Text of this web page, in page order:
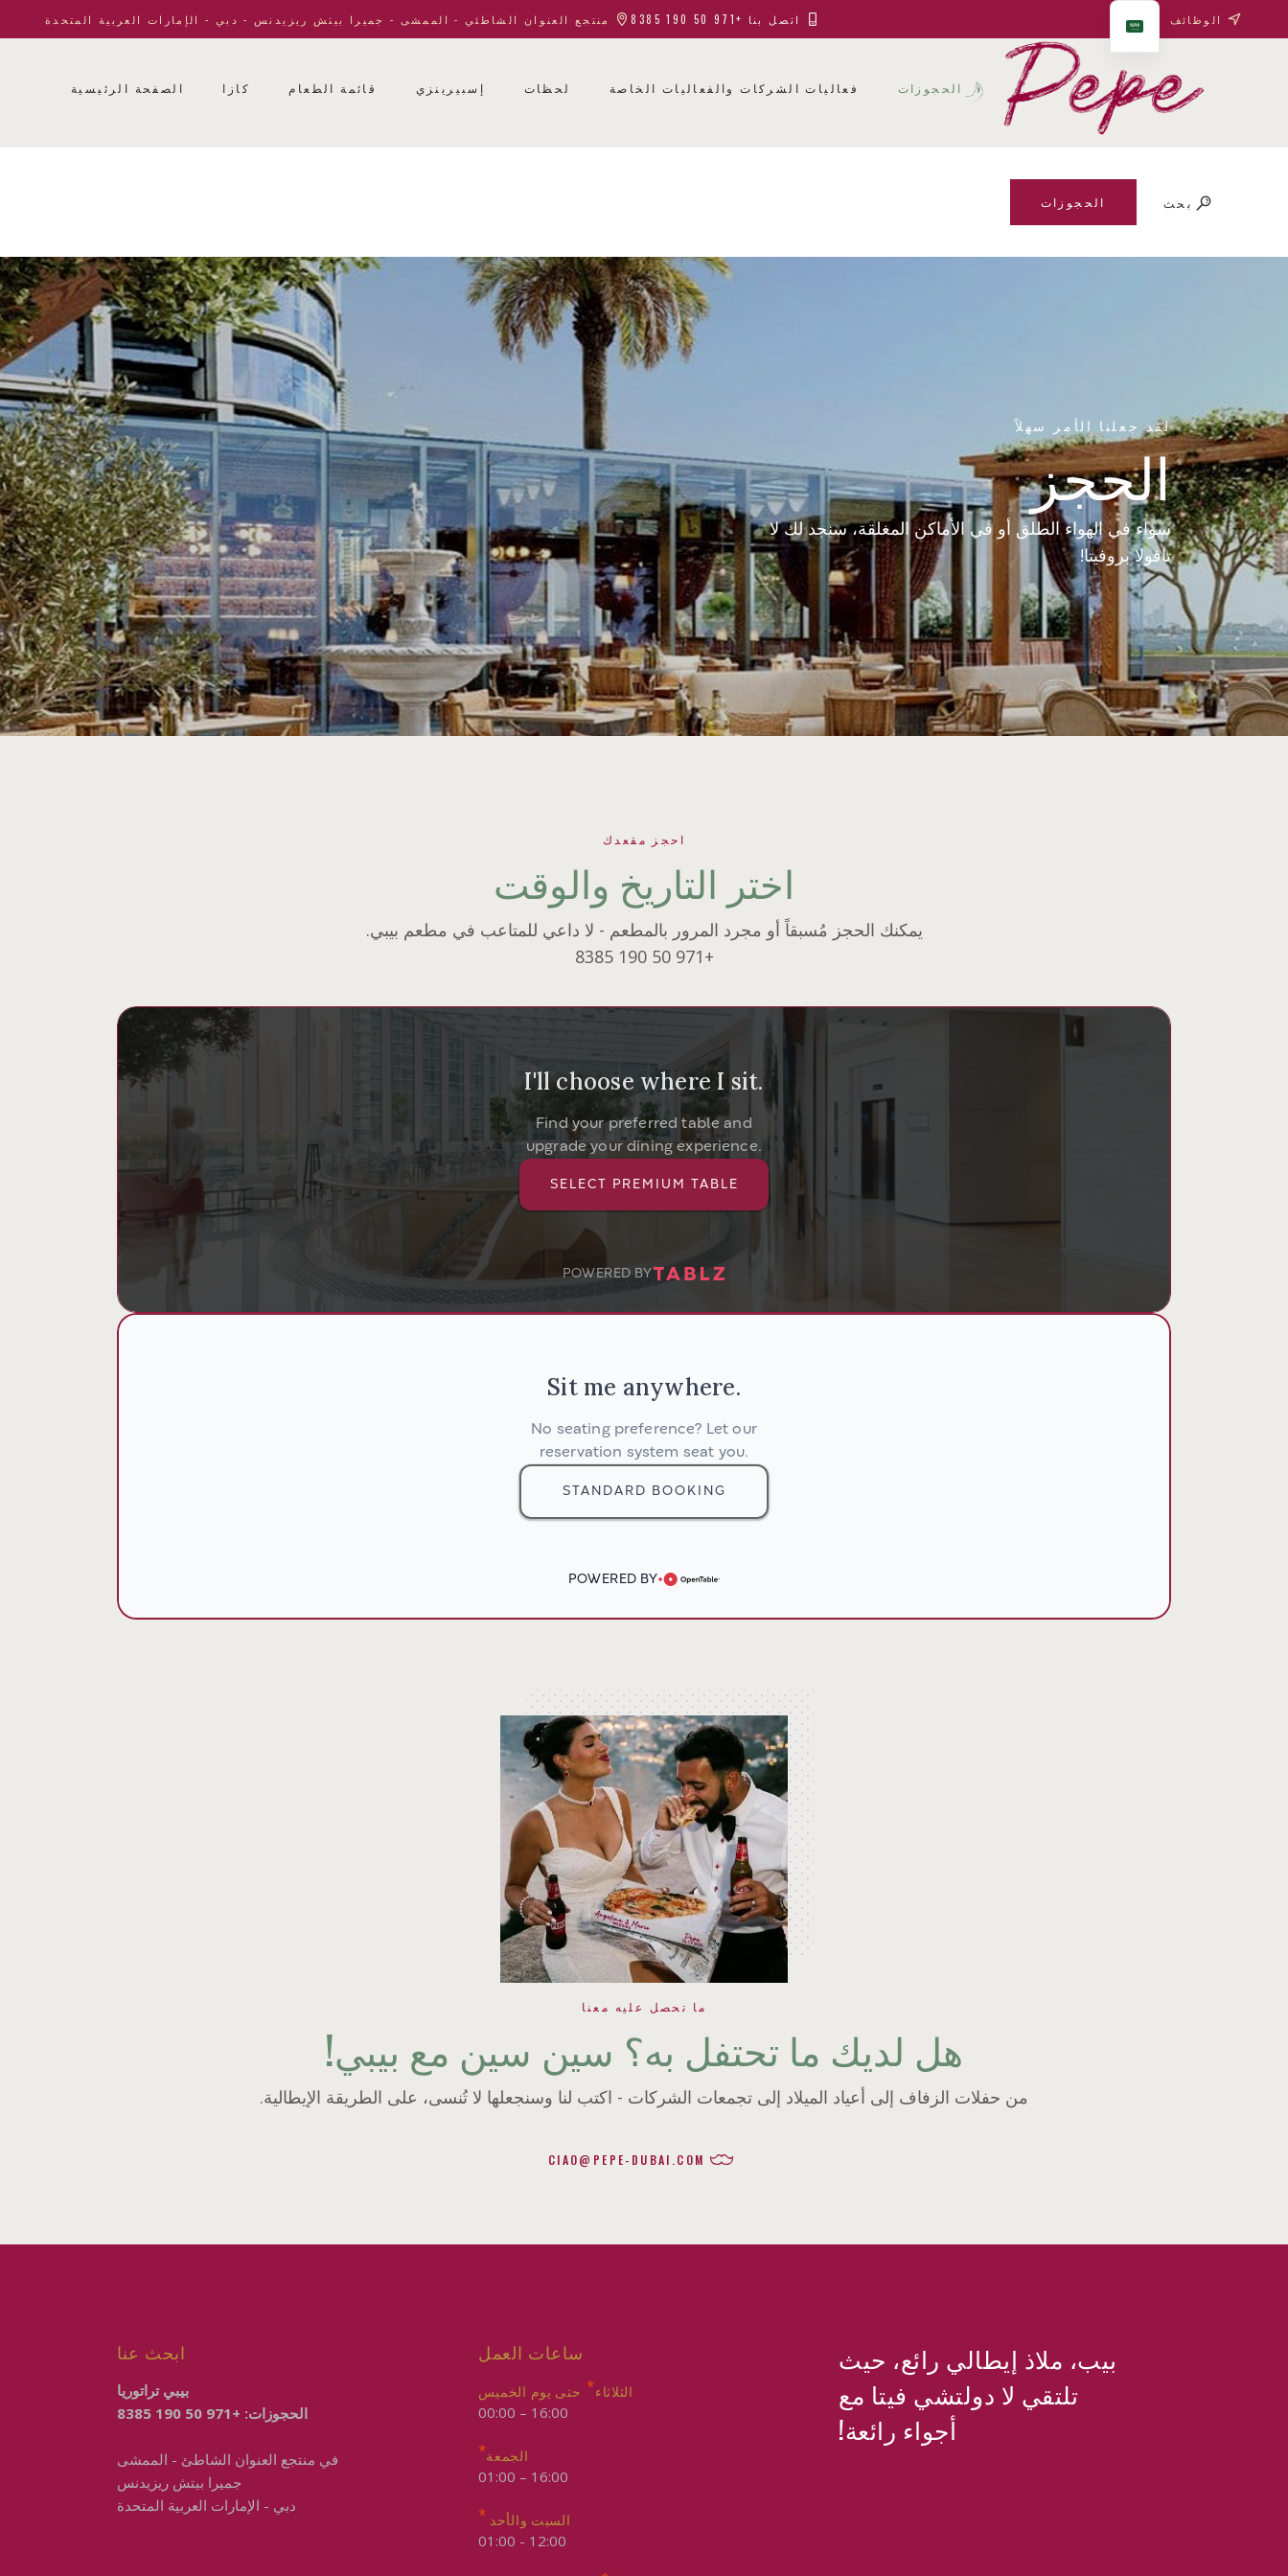
اتصل بنا +971 50 190 8385 منتجع العنوان الشاطئي - الممشى - جميرا بيتش ريزيدنس - دبي - الإمارات العربية المتحدة الوظائف
الصفحة الرئيسية كازا قائمة الطعام إسبيرينزي لحظات فعاليات الشركات والفعاليات الخاصة الحجوزات
بحث الحجوزات
لقد جعلنا الأمر سهلاً
الحجز
سواء في الهواء الطلق أو في الأماكن المغلقة، سنجد لك لا
تافولا بروفيتا!
احجز مقعدك
اختر التاريخ والوقت
يمكنك الحجز مُسبقاً أو مجرد المرور بالمطعم - لا داعي للمتاعب في مطعم بيبي.
+971 50 190 8385
ما تحصل عليه معنا
هل لديك ما تحتفل به؟ سين سين مع بيبي!
من حفلات الزفاف إلى أعياد الميلاد إلى تجمعات الشركات - اكتب لنا وسنجعلها لا تُنسى، على الطريقة الإيطالية.
CIAO@PEPE-DUBAI.COM
ابحث عنا
بيبي تراتوريا
الحجوزات: +971 50 190 8385
في منتجع العنوان الشاطئ - الممشى
جميرا بيتش ريزيدنس
دبي - الإمارات العربية المتحدة
ساعات العمل
الثلاثاء* حتى يوم الخميس
16:00 – 00:00
الجمعة*
16:00 – 01:00
السبت والأحد *
12:00 - 01:00
بيب، ملاذ إيطالي رائع، حيث
تلتقي لا دولتشي فيتا مع
أجواء رائعة!